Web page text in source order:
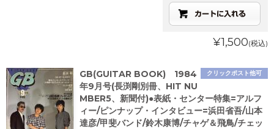
¥1,500(税込)
クリックポスト他可
GB(GUITAR BOOK) 1984
年9月号(長渕剛別冊、HIT NU
MBER5、新聞付)●表紙・センター特集=アルフ
ィー/ピンナップ・インタビュー=浜田省吾/山本
達彦/甲斐バンド/鈴木康博/チャゲ＆飛鳥/チェッ